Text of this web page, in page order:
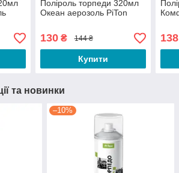
Поліроль торпеди 320мл
Океан аерозоль PiTon
130₴ 144 ₴
Купити
138
та новинки
–10%